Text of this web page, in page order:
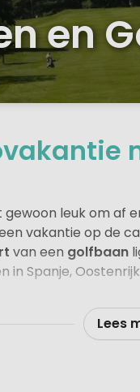
en
leuk om af
vakantie op de
van een golfbaan
Spanje,
een camping of
voelt net
– een luxe
zo’n
een
Lees